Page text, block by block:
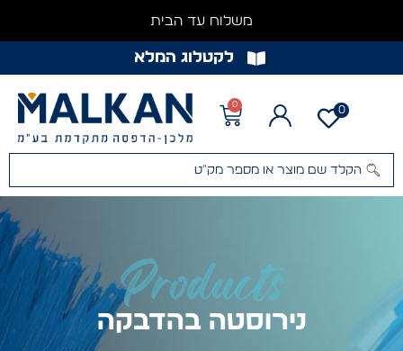
משלוח עד הבית
לקטלוג המלא
0
0
Products
נירוסטה בהדבקה